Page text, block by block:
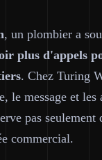
, un plombier a
plus d'appels
. Chez Turing
le message et les
pas seulement
commercial.